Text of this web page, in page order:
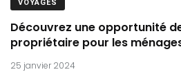
VOYAGES
Découvrez une opportunité
propriétaire pour les
25 janvier 2024